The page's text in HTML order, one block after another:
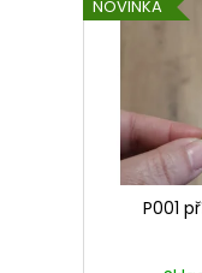
o
pNOVINKA
P001